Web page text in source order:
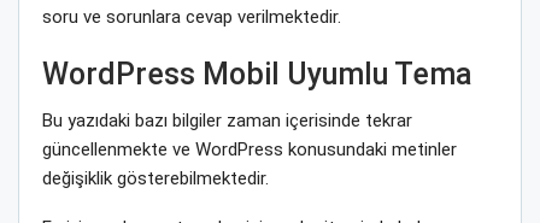
soru ve sorunlara cevap verilmektedir.
WordPress Mobil Uyumlu Tema
Bu yazıdaki bazı bilgiler zaman içerisinde tekrar
güncellenmekte ve WordPress konusundaki metinler
değişiklik gösterebilmektedir.